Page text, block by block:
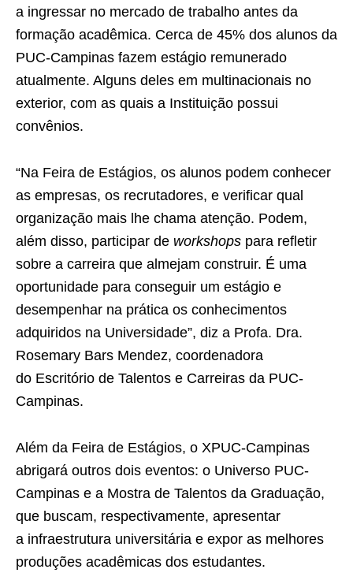
a ingressar no mercado de trabalho antes da
formação acadêmica. Cerca de 45% dos alunos da
PUC-Campinas fazem estágio remunerado
atualmente. Alguns deles em multinacionais no
exterior, com as quais a Instituição possui
convênios.
“Na Feira de Estágios, os alunos podem conhecer
as empresas, os recrutadores, e verificar qual
organização mais lhe chama atenção. Podem,
além disso, participar de workshops para refletir
sobre a carreira que almejam construir. É uma
oportunidade para conseguir um estágio e
desempenhar na prática os conhecimentos
adquiridos na Universidade”, diz a Profa. Dra.
Rosemary Bars Mendez, coordenadora
do Escritório de Talentos e Carreiras da PUC-
Campinas.
Além da Feira de Estágios, o XPUC-Campinas
abrigará outros dois eventos: o Universo PUC-
Campinas e a Mostra de Talentos da Graduação,
que buscam, respectivamente, apresentar
a infraestrutura universitária e expor as melhores
produções acadêmicas dos estudantes.